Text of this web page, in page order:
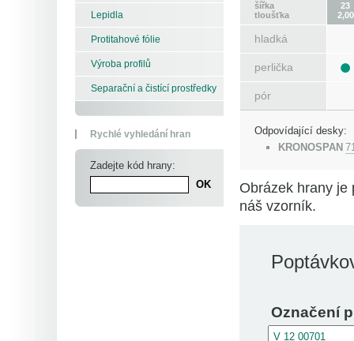
Lepidla
Protitahové fólie
Výroba profilů
Separační a čistící prostředky
Rychlé vyhledání hran
Zadejte kód hrany:
šířka
tloušťka
23
2,00
hladká
perlička
pór
Odpovídající desky:
KRONOSPAN
Obrázek hrany je
náš vzorník.
Označení